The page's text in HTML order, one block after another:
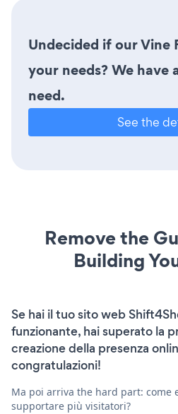
Undecided if our Vine
your needs? We have
need.
See the
Remove the
Building
Se hai il tuo sito web
funzionante, hai superato la
creazione della presenza
congratulazioni!
Ma poi arriva the hard part: come
supportare più visitatori?